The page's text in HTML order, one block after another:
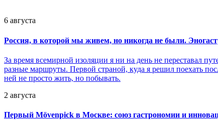
6 августа
Россия, в которой мы живем, но никогда не были.
За время всемирной изоляции я ни на день не переставал
разные маршруты. Первой страной, куда я решил поехать
ней не просто жить, но побывать.
2 августа
Первый Mövenpick в Москве: союз гастрономии и